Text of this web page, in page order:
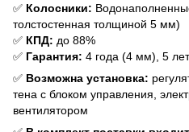
✅ Колосники:
толстостенная толщиной 5 мм)
✅ КПД: до 88%
✅ Гарантия: 4 года (4 мм), 5
✅ Возможна установка:
тена с блоком управления,
вентилятором